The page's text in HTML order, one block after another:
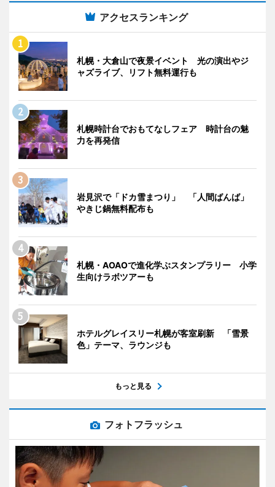
アクセスランキング
札幌・大倉山で夜景イベント 光の演出やジ
ャズライブ、リフト無料運行も
札幌時計台でおもてなしフェア 時計台の魅
力を再発信
岩見沢で「ドカ雪まつり」 「人間ばんば」
やきじ鍋無料配布も
札幌・AOAOで進化学ぶスタンプラリー 小学
生向けラボツアーも
ホテルグレイスリー札幌が客室刷新 「雪景
色」テーマ、ラウンジも
もっと見る
フォトフラッシュ